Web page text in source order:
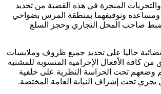
المنجزة في هذه القضية من تحديد
ومساعده وتوقيفهما بمنطقة المرس بضواحي
ضبط صاحب المحل التجاري وحجز السلع
حاليا على تحديد جميع ظروف وملابسات
من كافة الأفعال الإجرامية المنسوبة للمشتبه
تم وضعهم تحت الحراسة النظرية على خلفية
يجري تحت إشراف النيابة العامة المختصة.